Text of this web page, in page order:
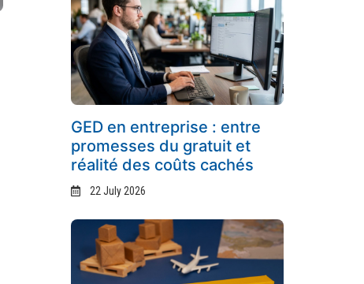
GED en entreprise : entre
promesses du gratuit et
réalité des coûts cachés
22 July 2026